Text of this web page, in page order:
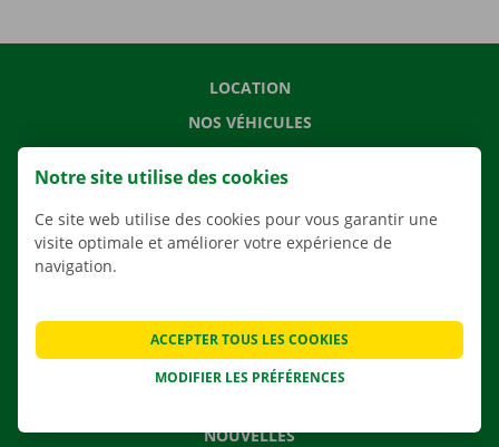
LOCATION
NOS VÉHICULES
AGENCES
APPLI
CONTACTEZ NOUS
NOUVELLES
Notre site utilise des cookies
Ce site web utilise des cookies pour vous garantir une
visite optimale et améliorer votre expérience de
navigation.
MODIFIER LES PRÉFÉRENCES
ACCEPTER TOUS LES COOKIES